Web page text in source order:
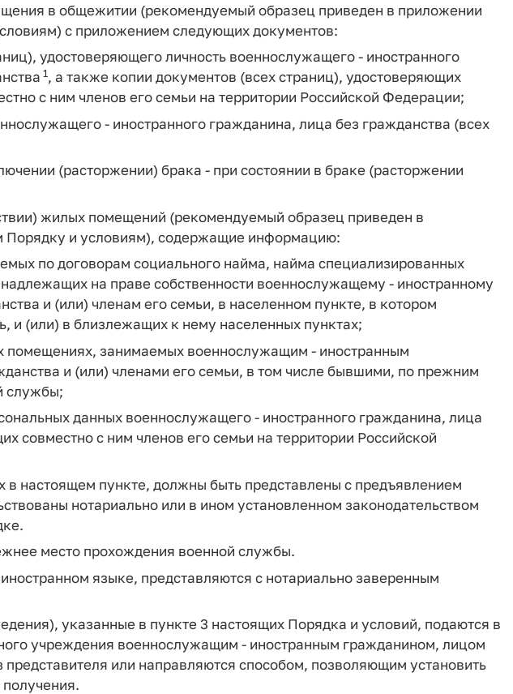
в общежитии (рекомендуемый образец приведен в приложении
с приложением следующих документов:
удостоверяющего личность военнослужащего - иностранного
1 , а также копии документов (всех страниц), удостоверяющих
с ним членов его семьи на территории Российской Федерации;
- иностранного гражданина, лица без гражданства (всех
(расторжении) брака - при состоянии в браке (расторжении
жилых помещений (рекомендуемый образец приведен в
и условиям), содержащие информацию:
по договорам социального найма, найма специализированных
на праве собственности военнослужащему - иностранному
и (или) членам его семьи, в населенном пункте, в котором
и (или) в близлежащих к нему населенных пунктах;
помещениях, занимаемых военнослужащим - иностранным
и (или) членами его семьи, в том числе бывшими, по прежним
службы;
данных военнослужащего - иностранного гражданина, лица
совместно с ним членов его семьи на территории Российской
в настоящем пункте, должны быть представлены с предъявлением
нотариально или в ином установленном законодательством
место прохождения военной службы.
языке, представляются с нотариально заверенным
указанные в пункте 3 настоящих Порядка и условий, подаются в
учреждения военнослужащим - иностранным гражданином, лицом
представителя или направляются способом, позволяющим установить